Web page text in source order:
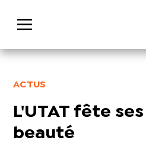
ACTUS
L'UTAT fête
beauté